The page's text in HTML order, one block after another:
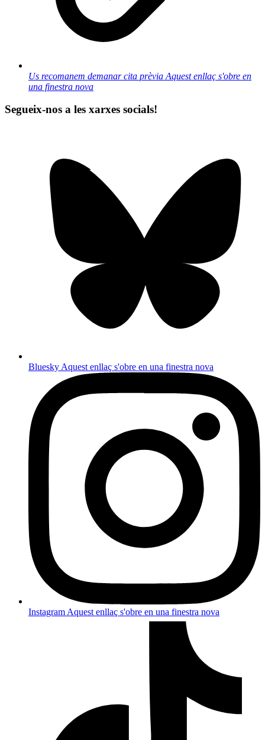
Us recomanem demanar cita prèvia Aquest enllaç s'obre en
una finestra nova
Segueix-nos a les xarxes socials!
Bluesky Aquest enllaç s'obre en una finestra nova
Instagram Aquest enllaç s'obre en una finestra nova